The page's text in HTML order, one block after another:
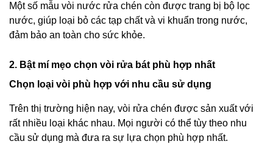
Một số mẫu vòi nước rửa chén còn được trang bị bộ lọc
nước, giúp loại bỏ các tạp chất và vi khuẩn trong nước,
đảm bảo an toàn cho sức khỏe.
2. Bật mí mẹo chọn vòi rửa bát phù hợp nhất
Chọn loại vòi phù hợp với nhu cầu sử dụng
Trên thị trường hiện nay, vòi rửa chén được sản xuất với
rất nhiều loại khác nhau. Mọi người có thể tùy theo nhu
cầu sử dụng mà đưa ra sự lựa chọn phù hợp nhất.